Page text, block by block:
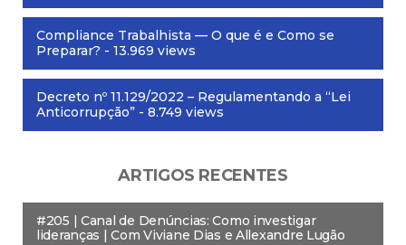
Compliance Trabalhista — O que é e Como se
Preparar? - 13.969 views
Decreto nº 11.129/2022 – Regulamentando a “Lei
Anticorrupção” - 8.749 views
ARTIGOS RECENTES
#205 | Canal de Denúncias: Como investigar
lideranças | Com Viviane Dias e Allexandre Lugão